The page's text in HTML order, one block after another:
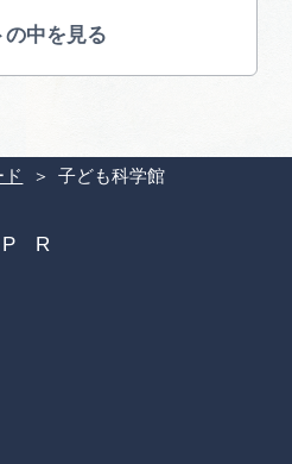
子ども科学館
の中を見る